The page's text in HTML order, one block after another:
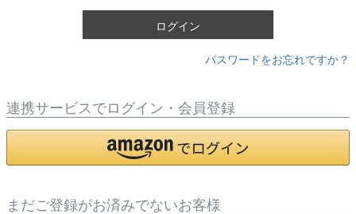
ログイン
パスワードをお忘れですか？
連携サービスでログイン・会員登録
まだご登録がお済みでないお客様